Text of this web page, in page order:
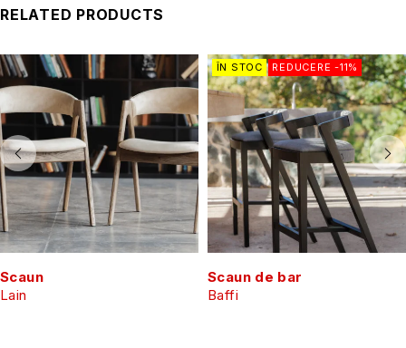
RELATED PRODUCTS
Scaun
Lain
ÎN STOC REDUCERE -11%
Scaun de bar
Baffi